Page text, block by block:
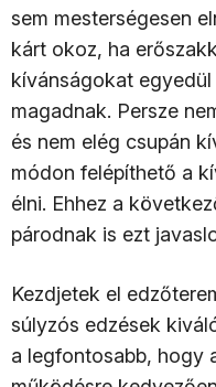
sem mesterségesen
kárt okoz, ha
kívánságokat
magadnak. Persze
és nem elég csupán
módon felépíthető a
élni. Ehhez a
párodnak is ezt
Kezdjetek el
súlyzós edzések
a legfontosabb, hogy